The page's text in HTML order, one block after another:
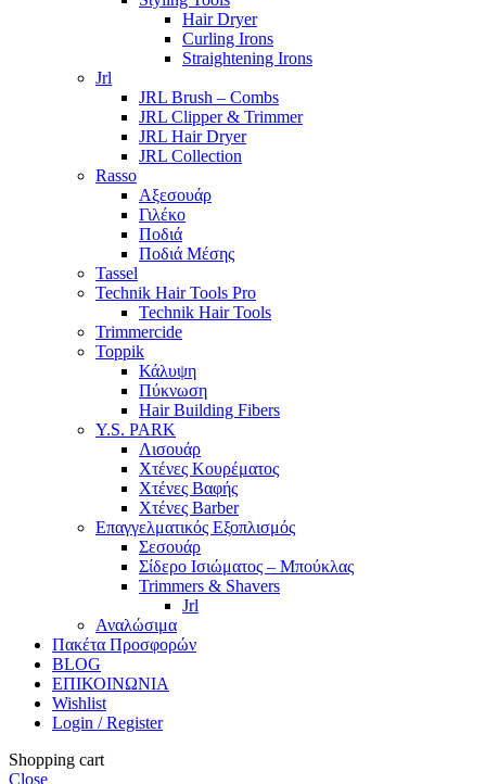
Hair Dryer
Curling Irons
Straightening Irons
Jrl
JRL Brush – Combs
JRL Clipper & Trimmer
JRL Hair Dryer
JRL Collection
Rasso
Αξεσουάρ
Γιλέκο
Ποδιά
Ποδιά Μέσης
Tassel
Technik Hair Tools Pro
Technik Hair Tools
Trimmercide
Toppik
Κάλυψη
Πύκνωση
Hair Building Fibers
Y.S. PARK
Λισουάρ
Χτένες Κουρέματος
Χτένες Βαφής
Χτένες Barber
Επαγγελματικός Εξοπλισμός
Σεσουάρ
Σίδερο Ισιώματος – Μπούκλας
Trimmers & Shavers
Jrl
Αναλώσιμα
Πακέτα Προσφορών
BLOG
ΕΠΙΚΟΙΝΩΝΙΑ
Wishlist
Login / Register
Shopping cart
Close